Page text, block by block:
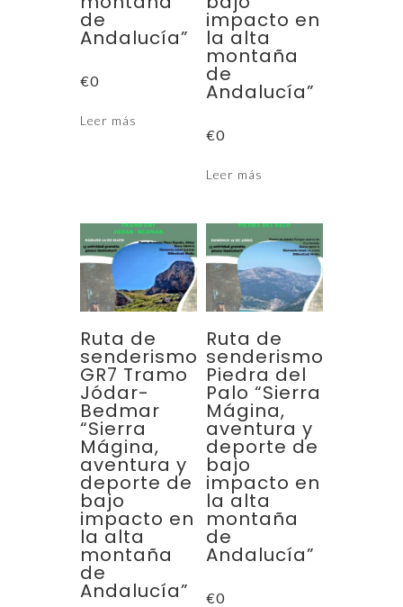
de
Andalucía”
€0
Leer más
impacto en
la alta
montaña
de
Andalucía”
€0
Leer más
Ruta de
senderismo
GR7 Tramo
Jódar-
Bedmar
“Sierra
Mágina,
aventura y
deporte de
bajo
impacto en
la alta
montaña
de
Andalucía”
Ruta de
senderismo
Piedra del
Palo “Sierra
Mágina,
aventura y
deporte de
bajo
impacto en
la alta
montaña
de
Andalucía”
€0